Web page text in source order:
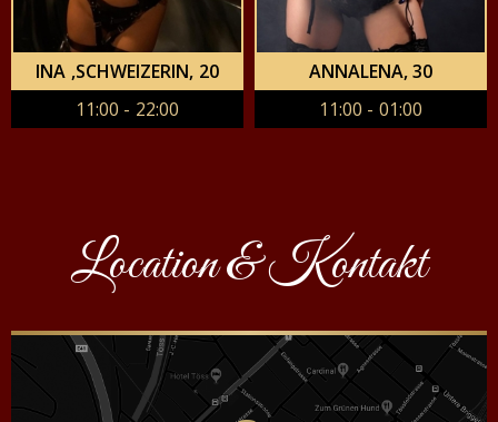
INA ,SCHWEIZERIN, 20
11:00 - 22:00
ANNALENA, 30
11:00 - 01:00
Location & Kontakt